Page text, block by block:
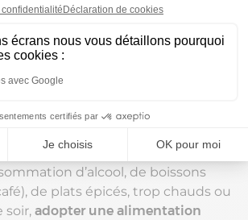
en matières synthétiques
des couettes ou des
chaudes ;
fraîche et / ou un brumisateur à
;
d’alcool, de boissons
de plats épicés, trop chauds ou
soir, adopter une alimentation